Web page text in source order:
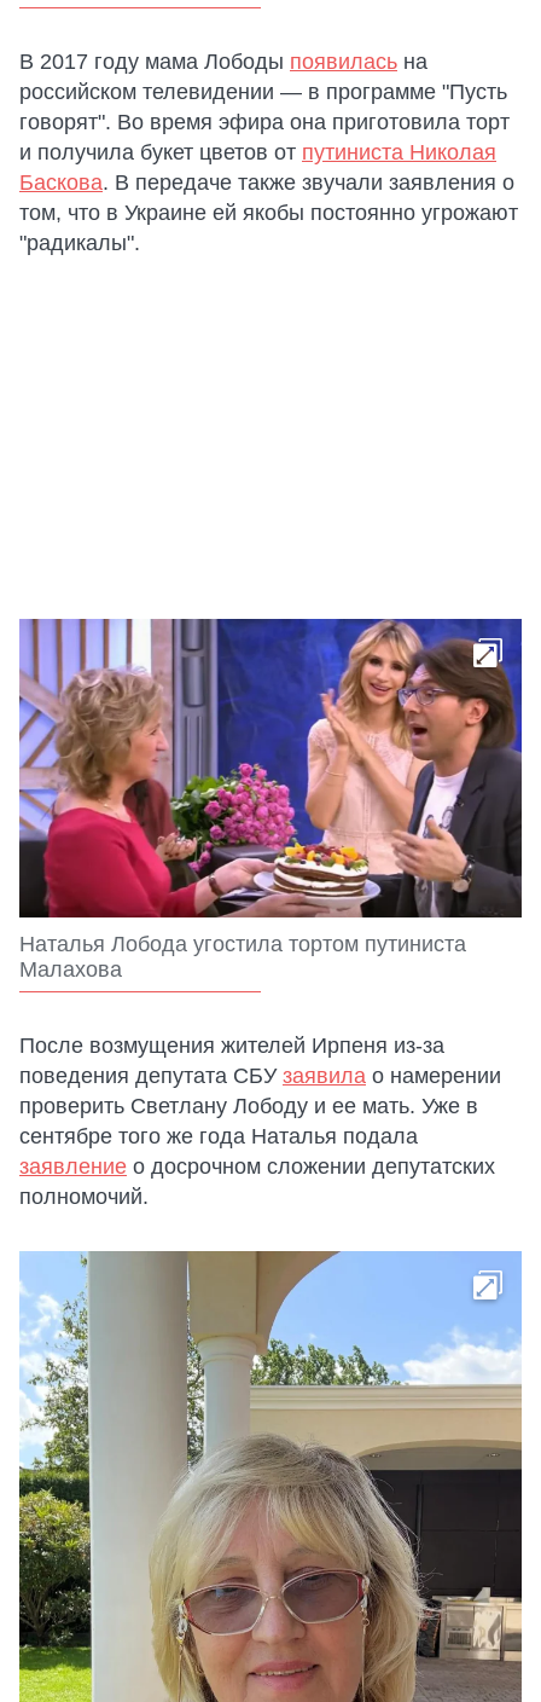
В 2017 году мама Лободы появилась на
российском телевидении — в программе "Пусть
говорят". Во время эфира она приготовила торт
и получила букет цветов от путиниста Николая
Баскова. В передаче также звучали заявления о
том, что в Украине ей якобы постоянно угрожают
"радикалы".
Наталья Лобода угостила тортом путиниста
Малахова
После возмущения жителей Ирпеня из-за
поведения депутата СБУ заявила о намерении
проверить Светлану Лободу и ее мать. Уже в
сентябре того же года Наталья подала
заявление о досрочном сложении депутатских
полномочий.